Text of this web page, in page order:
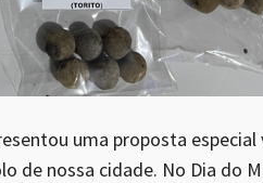
uma proposta especial
de nossa cidade. No Dia do